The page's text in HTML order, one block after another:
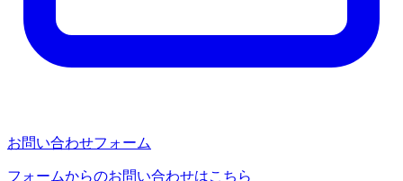
お問い合わせフォーム
フォームからのお問い合わせはこちら